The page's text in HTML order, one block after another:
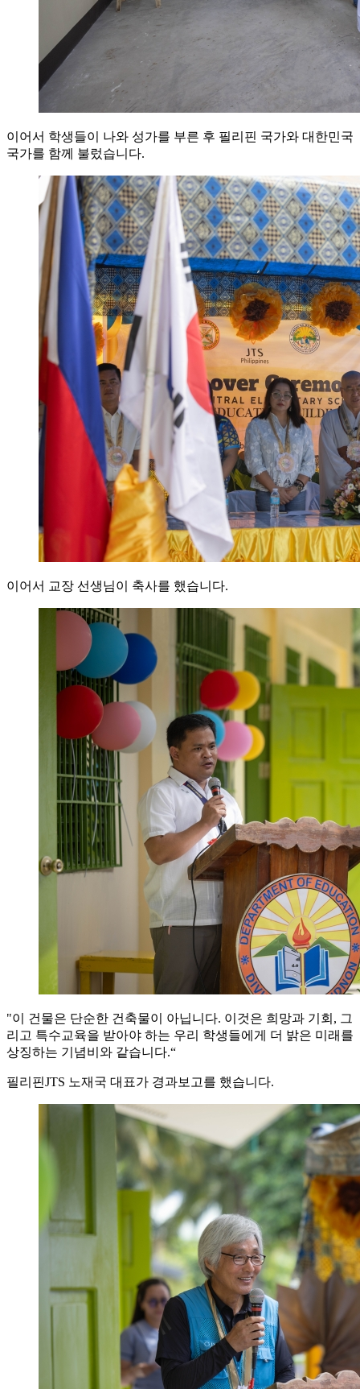
이어서 학생들이 나와 성가를 부른 후 필리핀 국가와 대한민국
국가를 함께 불렀습니다.
이어서 교장 선생님이 축사를 했습니다.
"이 건물은 단순한 건축물이 아닙니다. 이것은 희망과 기회, 그
리고 특수교육을 받아야 하는 우리 학생들에게 더 밝은 미래를
상징하는 기념비와 같습니다.“
필리핀JTS 노재국 대표가 경과보고를 했습니다.